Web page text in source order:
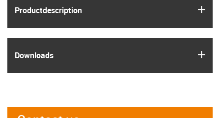
Product­description
Downloads